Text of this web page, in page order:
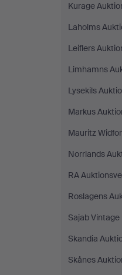
Kurage
Laholms
Leiflers
Limhamns
Lysekils
Markus
Mauritz
Norrlands
RA
Roslagens
Sajab Vintage
Skandia
Skånes